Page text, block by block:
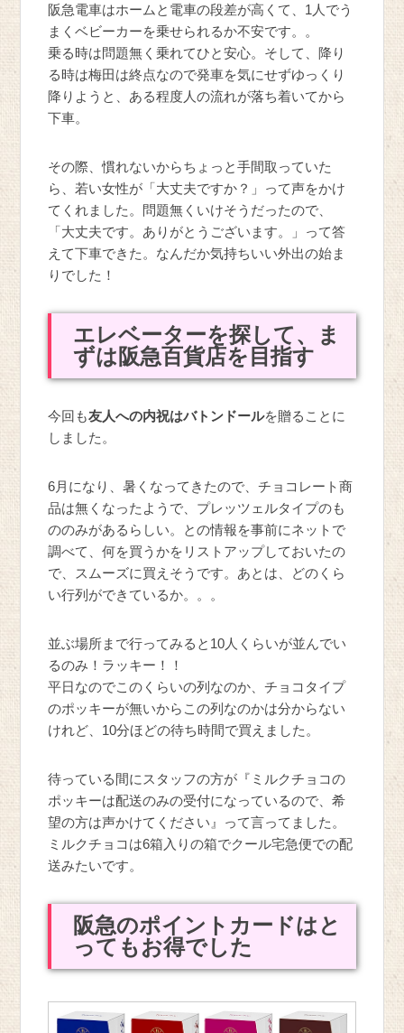
阪急電車はホームと電車の段差が高くて、1人でう
まくベビーカーを乗せられるか不安です。。
乗る時は問題無く乗れてひと安心。そして、降り
る時は梅田は終点なので発車を気にせずゆっくり
降りようと、ある程度人の流れが落ち着いてから
下車。
その際、慣れないからちょっと手間取っていた
ら、若い女性が「大丈夫ですか？」って声をかけ
てくれました。問題無くいけそうだったので、
「大丈夫です。ありがとうございます。」って答
えて下車できた。なんだか気持ちいい外出の始ま
りでした！
エレベーターを探して、ま
ずは阪急百貨店を目指す
今回も友人への内祝はバトンドールを贈ることに
しました。
6月になり、暑くなってきたので、チョコレート商
品は無くなったようで、プレッツェルタイプのも
ののみがあるらしい。との情報を事前にネットで
調べて、何を買うかをリストアップしておいたの
で、スムーズに買えそうです。あとは、どのくら
い行列ができているか。。。
並ぶ場所まで行ってみると10人くらいが並んでい
るのみ！ラッキー！！
平日なのでこのくらいの列なのか、チョコタイプ
のポッキーが無いからこの列なのかは分からない
けれど、10分ほどの待ち時間で買えました。
待っている間にスタッフの方が『ミルクチョコの
ポッキーは配送のみの受付になっているので、希
望の方は声かけてください』って言ってました。
ミルクチョコは6箱入りの箱でクール宅急便での配
送みたいです。
阪急のポイントカードはと
ってもお得でした